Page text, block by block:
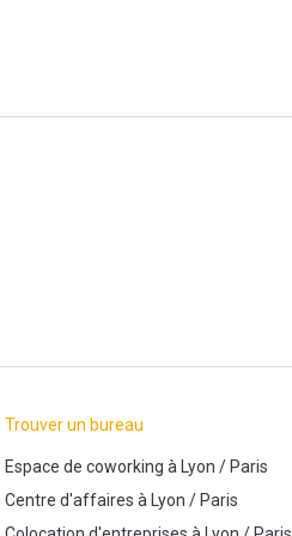
Trouver un bureau
Espace de coworking à Lyon /Paris
Centre d'affaires à Lyon /Paris